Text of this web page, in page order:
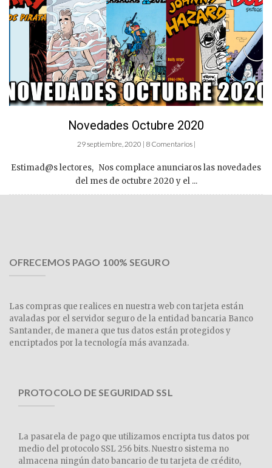
Novedades Octubre 2020
29 septiembre, 2020 | 8 Comentarios |
Estimad@s lectores, Nos complace anunciaros las novedades
del mes de octubre 2020 y el ...
OFRECEMOS PAGO 100% SEGURO
Las compras que realices en nuestra web con tarjeta están
avaladas por el servidor seguro de la entidad bancaria Banco
Santander, de manera que tus datos están protegidos y
encriptados por la tecnología más avanzada.
PROTOCOLO DE SEGURIDAD SSL
La pasarela de pago que utilizamos encripta tus datos por
medio del protocolo SSL 256 bits. Nuestro sistema no
almacena ningún dato bancario de tu tarjeta de crédito,